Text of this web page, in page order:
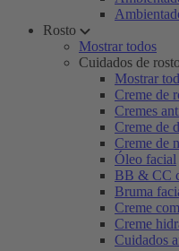
Rosto
Mostrar todos
Cuidados de
Mostrar
Creme de
Cremes
Creme de
Creme de
Óleo facial
BB & CC
Bruma
Creme
Creme
Cuidados